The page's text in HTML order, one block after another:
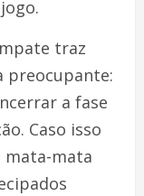
traz
preocupante:
a fase
Caso isso
mata-mata